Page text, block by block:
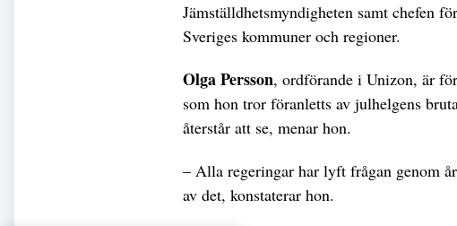
Jämställdhetsmyndigheten samt chefen
Sveriges kommuner och regioner.
Olga Persson, ordförande i Unizon, är
som hon tror föranletts av julhelgens
återstår att se, menar hon.
– Alla regeringar har lyft frågan genom
av det, konstaterar hon.